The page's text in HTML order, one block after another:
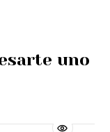
uno